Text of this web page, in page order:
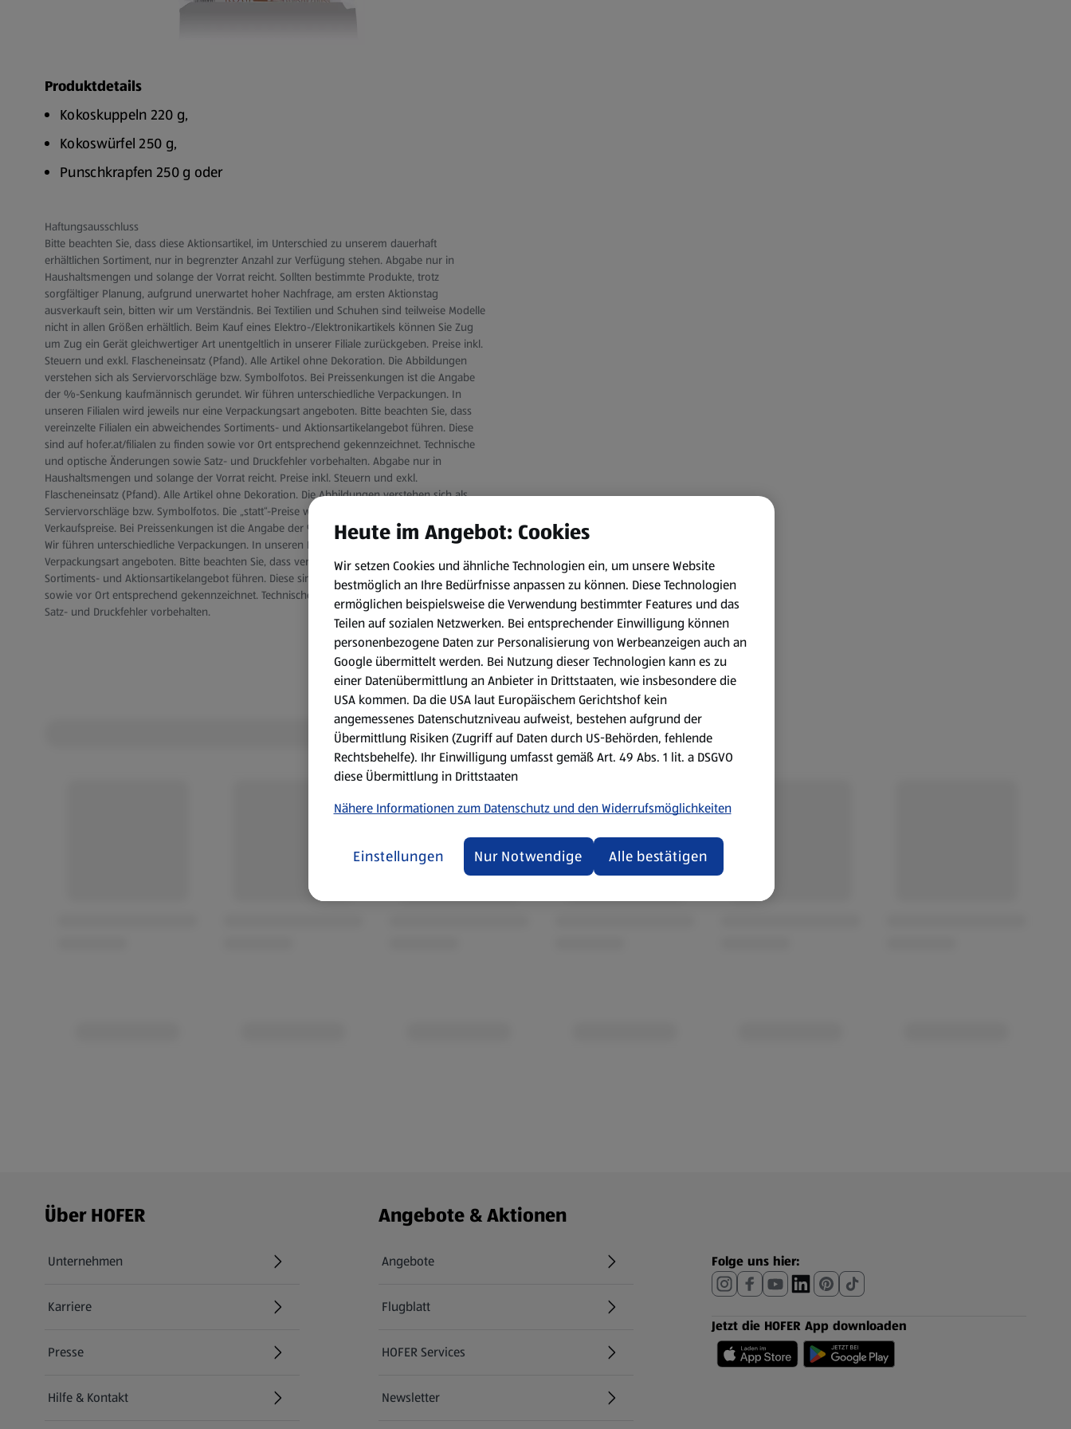
Produktdetails
Kokoskuppeln 220 g,
Kokoswürfel 250 g,
Punschkrapfen 250 g oder
Zitronenwürfel 250 g (Im Frühjahr/Sommer erhältlich)
Haftungsausschluss
Bitte beachten Sie, dass diese Aktionsartikel, im Unterschied zu unserem dauerhaft
erhältlichen Sortiment, nur in begrenzter Anzahl zur Verfügung stehen. Abgabe nur in
Haushaltsmengen und solange der Vorrat reicht. Sollten bestimmte Produkte, trotz
sorgfältiger Planung, aufgrund unerwartet hoher Nachfrage, am ersten Aktionstag
ausverkauft sein, bitten wir um Verständnis. Bei Textilien und Schuhen sind teilweise Modelle
nicht in allen Größen erhältlich. Beim Kauf eines Elektro-/Elektronikartikels können Sie Zug
um Zug ein Gerät gleichwertiger Art unentgeltlich in unserer Filiale zurückgeben. Preise inkl.
Steuern und exkl. Flascheneinsatz (Pfand). Alle Artikel ohne Dekoration. Die Abbildungen
verstehen sich als Serviervorschläge bzw. Symbolfotos. Bei Preissenkungen ist die Angabe
der %-Senkung kaufmännisch gerundet. Wir führen unterschiedliche Verpackungen. In
unseren Filialen wird jeweils nur eine Verpackungsart angeboten. Bitte beachten Sie, dass
vereinzelte Filialen ein abweichendes Sortiments- und Aktionsartikelangebot führen. Diese
sind auf hofer.at/filialen zu finden sowie vor Ort entsprechend gekennzeichnet. Technische
und optische Änderungen sowie Satz- und Druckfehler vorbehalten. Abgabe nur in
Haushaltsmengen und solange der Vorrat reicht. Preise inkl. Steuern und exkl.
Flascheneinsatz (Pfand). Alle Artikel ohne Dekoration. Die Abbildungen verstehen sich als
Serviervorschläge bzw. Symbolfotos. Die „statt“-Preise waren unsere bisher gültigen
Verkaufspreise. Bei Preissenkungen ist die Angabe der %-Senkung kaufmännisch gerundet.
Wir führen unterschiedliche Verpackungen. In unseren Filialen wird jeweils nur eine
Verpackungsart angeboten. Bitte beachten Sie, dass vereinzelte Filialen ein abweichendes
Sortiments- und Aktionsartikelangebot führen. Diese sind auf hofer.at/filialen zu finden
sowie vor Ort entsprechend gekennzeichnet. Technische und optische Änderungen sowie
Satz- und Druckfehler vorbehalten.
Fußzeilenmenü - weitere Links
Über HOFER
Unternehmen
Karriere
(öffnet in einem neuen Tab)
Presse
Hilfe & Kontakt
(öffnet in einem neuen Tab)
Angebote & Aktionen
Angebote
Flugblatt
HOFER Services
Newsletter
Folge uns hier:
Jetzt die HOFER App downloaden
Heute im Angebot: Cookies
Wir setzen Cookies und ähnliche Technologien ein, um unsere Website
bestmöglich an Ihre Bedürfnisse anpassen zu können. Diese Technologien
ermöglichen beispielsweise die Verwendung bestimmter Features und das
Teilen auf sozialen Netzwerken. Bei entsprechender Einwilligung können
personenbezogene Daten zur Personalisierung von Werbeanzeigen auch an
Google übermittelt werden. Bei Nutzung dieser Technologien kann es zu
einer Datenübermittlung an Anbieter in Drittstaaten, wie insbesondere die
USA kommen. Da die USA laut Europäischem Gerichtshof kein
angemessenes Datenschutzniveau aufweist, bestehen aufgrund der
Übermittlung Risiken (Zugriff auf Daten durch US-Behörden, fehlende
Rechtsbehelfe). Ihr Einwilligung umfasst gemäß Art. 49 Abs. 1 lit. a DSGVO
diese Übermittlung in Drittstaaten
Nähere Informationen zum Datenschutz und den Widerrufsmöglichkeiten
Einstellungen Nur Notwendige Alle bestätigen